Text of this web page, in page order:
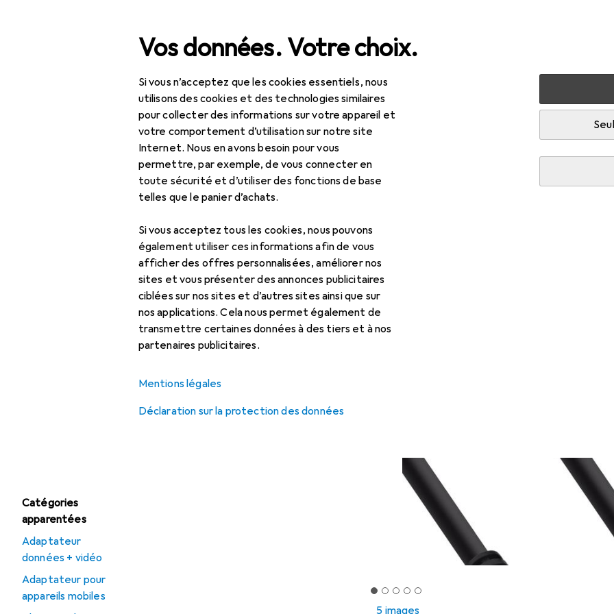
Vos données. Votre choix.
Si vous n’acceptez que les cookies essentiels, nous
utilisons des cookies et des technologies similaires
pour collecter des informations sur votre appareil et
votre comportement d’utilisation sur notre site
Internet. Nous en avons besoin pour vous
permettre, par exemple, de vous connecter en
toute sécurité et d’utiliser des fonctions de base
telles que le panier d’achats.
Si vous acceptez tous les cookies, nous pouvons
également utiliser ces informations afin de vous
afficher des offres personnalisées, améliorer nos
sites et vous présenter des annonces publicitaires
ciblées sur nos sites et d’autres sites ainsi que sur
nos applications. Cela nous permet également de
transmettre certaines données à des tiers et à nos
partenaires publicitaires.
Mentions légales
Déclaration sur la protection des données
Recherche
Catégories
apparentées
Adaptateur
données + vidéo
Adaptateur pour
appareils mobiles
Périphériques Alimentation Chargeurs Câble USB InLine Extension active USB 2.0 5m avec
5 images